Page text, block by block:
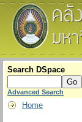
Search DSpace
Advanced Search
Home